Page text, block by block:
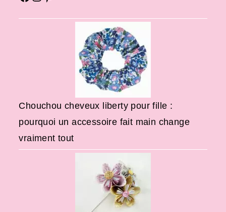
Chouchou cheveux liberty pour fille :
pourquoi un accessoire fait main change
vraiment tout